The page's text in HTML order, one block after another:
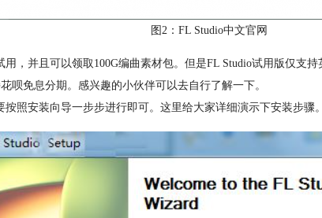
图2：FL Studio中文官网
用，并且可以领取100G编曲素材包。但是FL Studio试用版仅支
呗免息分期。感兴趣的小伙伴可以去自行了解一下。
照安装向导一步步进行即可。这里给大家详细演示下安装步骤。